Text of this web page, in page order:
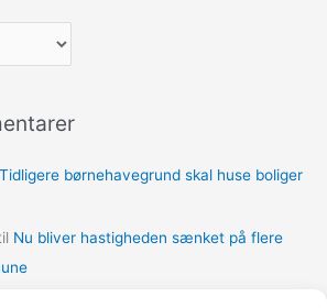
Tidligere børnehavegrund skal huse boliger
Nu bliver hastigheden sænket på flere